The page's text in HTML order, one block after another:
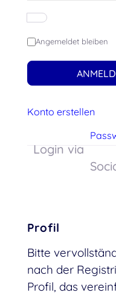
Angemeldet bleiben
Konto erstellen
Login via
Profil
Bitte
nach der
Profil, das